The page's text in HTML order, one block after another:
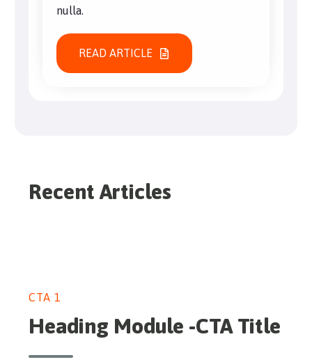
nulla.
READ ARTICLE
Recent Articles
CTA 1
Heading Module -CTA Title